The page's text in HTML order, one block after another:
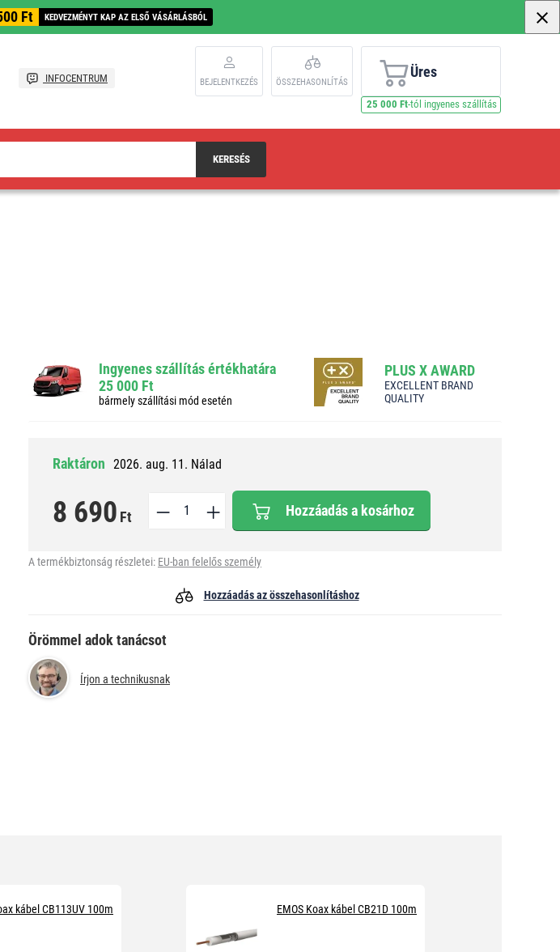
Ft KEDVEZMÉNYT KAP AZ ELSŐ VÁSÁRLÁSBÓL
INFOCENTRUM
BEJELENTKEZÉS ÖSSZEHASONLÍTÁS
Üres
25 000 Ft-tól ingyenes szállítás
KERESÉS
Ingyenes szállítás értékhatára
25 000 Ft
bármely szállítási mód esetén
PLUS X AWARD
EXCELLENT BRAND
QUALITY
Raktáron 2026. aug. 11. Nálad
8 690 Ft Hozzáadás a kosárhoz
A termékbiztonság részletei: EU-ban felelős személy
Hozzáadás az összehasonlításhoz
Örömmel adok tanácsot
Írjon a technikusnak
kábel CB113UV 100m EMOS Koax kábel CB21D 100m